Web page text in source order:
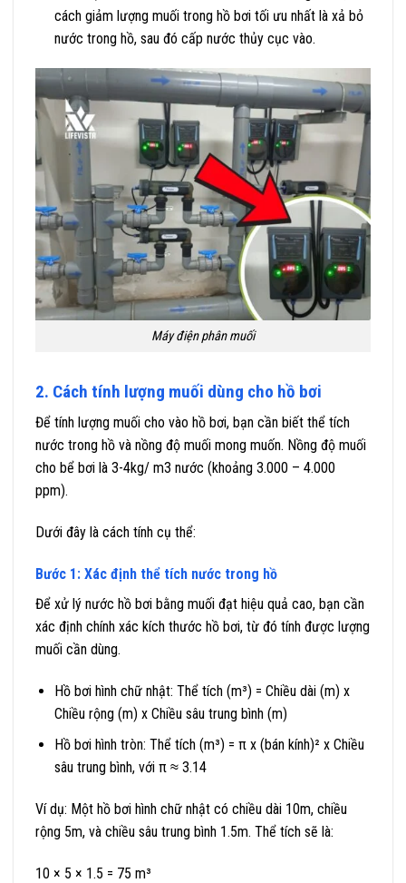
cách giảm lượng muối trong hồ bơi tối ưu nhất là xả bỏ
nước trong hồ, sau đó cấp nước thủy cục vào.
Máy điện phân muối
2. Cách tính lượng muối dùng cho hồ bơi
Để tính lượng muối cho vào hồ bơi, bạn cần biết thể tích
nước trong hồ và nồng độ muối mong muốn. Nồng độ muối
cho bể bơi là 3-4kg/ m3 nước (khoảng 3.000 – 4.000
ppm).
Dưới đây là cách tính cụ thể:
Bước 1: Xác định thể tích nước trong hồ
Để xử lý nước hồ bơi bằng muối đạt hiệu quả cao, bạn cần
xác định chính xác kích thước hồ bơi, từ đó tính được lượng
muối cần dùng.
Hồ bơi hình chữ nhật: Thể tích (m³) = Chiều dài (m) x
Chiều rộng (m) x Chiều sâu trung bình (m)
Hồ bơi hình tròn: Thể tích (m³) = π x (bán kính)² x Chiều
sâu trung bình, với π ≈ 3.14
Ví dụ: Một hồ bơi hình chữ nhật có chiều dài 10m, chiều
rộng 5m, và chiều sâu trung bình 1.5m. Thể tích sẽ là:
10 × 5 × 1.5 = 75 m³